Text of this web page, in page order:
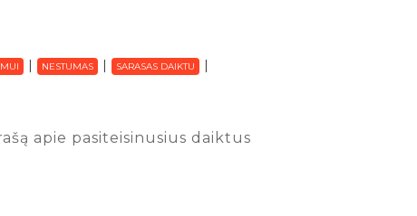
NESTUMAS SARASAS DAIKTU
apie pasiteisinusius daiktus